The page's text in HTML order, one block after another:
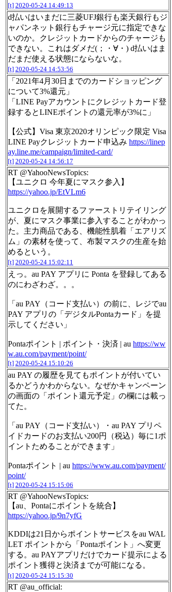
[t] 2020-05-24 14:49:13
d払いはいまだに三菱UFJ銀行も楽天銀行もジ
ャパンネット銀行もチャージ元に指定できな
いのか。クレジットカードからのチャージも
できない。これはダメだ(；・∀・) d払いはま
だまだ使える状態にならないな。
[t] 2020-05-24 14:53:56
「2021年4月30日までのカードショッピング
について3%還元」
「LINE Payアカウントにクレジットカード登
録するとLINEポイントの還元率が3%に」
【公式】Visa 東京2020オリンピック限定 Visa
LINE Payクレジットカード申込み https://linep
ay.line.me/campaign/limited-card/
[t] 2020-05-24 14:56:17
RT @YahooNewsTopics:
【ユニクロ 今年夏にマスク参入】
https://yahoo.jp/EtVLm6
ユニクロを展開するファーストリテイリング
が、夏にマスク事業に参入することがわかっ
た。主力商品である、機能性肌着「エアリズ
ム」の素材を使って、布製マスクの生産を始
めるという。
[t] 2020-05-24 15:02:11
えっ。au PAY アプリに Ponta を登録してある
のにわざわざ。。。
「au PAY（コード支払い）の前に、レジでau
PAY アプリの「デジタルPontaカード」を提
示してください」
Pontaポイント | ポイント・決済 | au https://ww
w.au.com/payment/point/
[t] 2020-05-24 15:10:26
au PAY の履歴を見てもポイントが付いてい
るかどうかわからない。なぜかキャンペーン
の画面の「ポイント還元予定」の欄には載っ
てた。
「au PAY（コード支払い）・au PAY プリペ
イドカードのお支払い200円（税込）毎に1ポ
イントためることができます」
Pontaポイント | au https://www.au.com/payment/
point/
[t] 2020-05-24 15:15:06
RT @YahooNewsTopics:
【au、Pontaにポイントを統合】
https://yahoo.jp/9n7yfG
KDDIは21日からポイントサービスをau WAL
LET ポイントから「Pontaポイント」へ変更
する。au PAYアプリだけでカード提示による
ポイント獲得と決済までが可能になる。
[t] 2020-05-24 15:15:30
RT @au_official: